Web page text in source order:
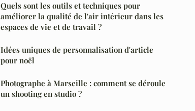
Quels sont les outils et techniques pour
améliorer la qualité de l'air intérieur dans les
espaces de vie et de travail ?
Idées uniques de personnalisation d'article
pour noël
Photographe à Marseille : comment se déroule
un shooting en studio ?